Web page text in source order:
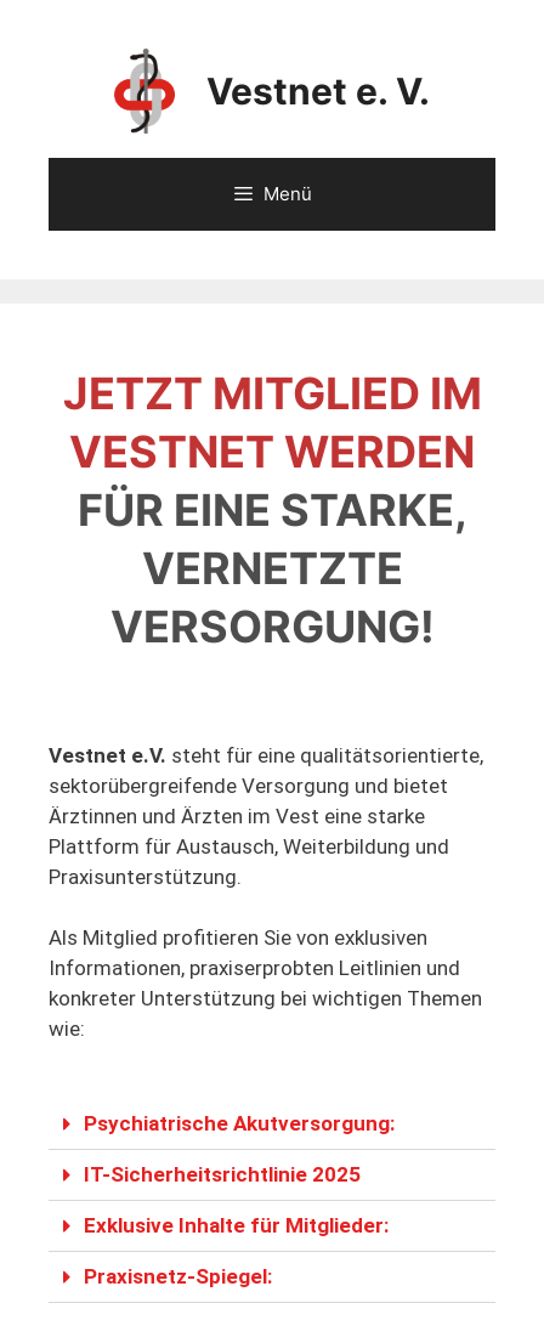
Vestnet e. V.
Menü
JETZT MITGLIED IM
VESTNET WERDEN
FÜR EINE STARKE,
VERNETZTE
VERSORGUNG!
Vestnet e.V. steht für eine qualitätsorientierte,
sektorübergreifende Versorgung und bietet
Ärztinnen und Ärzten im Vest eine starke
Plattform für Austausch, Weiterbildung und
Praxisunterstützung.
Als Mitglied profitieren Sie von exklusiven
Informationen, praxiserprobten Leitlinien und
konkreter Unterstützung bei wichtigen Themen
wie:
Psychiatrische Akutversorgung:
IT-Sicherheitsrichtlinie 2025
Exklusive Inhalte für Mitglieder:
Praxisnetz-Spiegel: